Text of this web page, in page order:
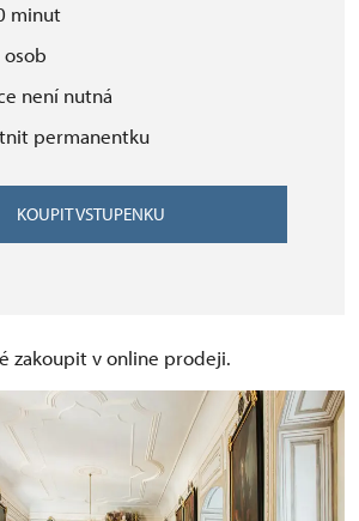
minut
osob
není nutná
permanentku
KOUPIT VSTUPENKU
zakoupit v online prodeji.